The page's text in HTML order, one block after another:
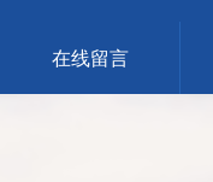
在线留言